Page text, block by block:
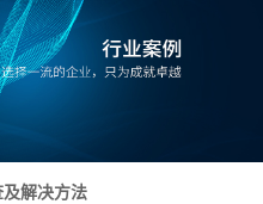
解决方法